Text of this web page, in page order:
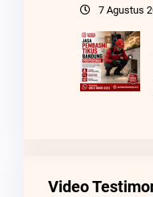
7 Agustus
Video